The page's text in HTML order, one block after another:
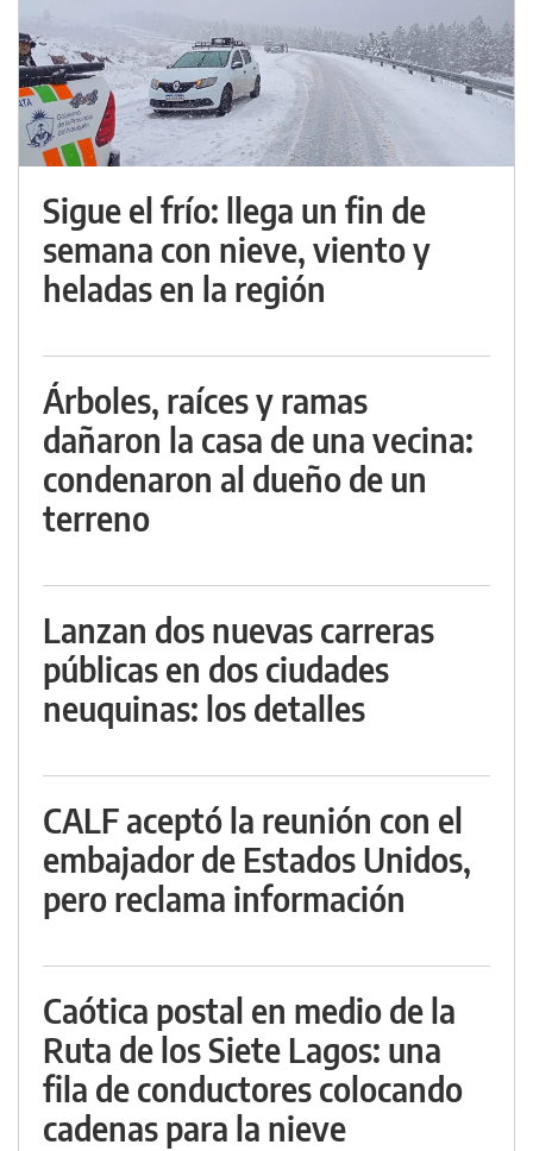
Sigue el frío: llega un fin de
semana con nieve, viento y
heladas en la región
Árboles, raíces y ramas
dañaron la casa de una vecina:
condenaron al dueño de un
terreno
Lanzan dos nuevas carreras
públicas en dos ciudades
neuquinas: los detalles
CALF aceptó la reunión con el
embajador de Estados Unidos,
pero reclama información
Caótica postal en medio de la
Ruta de los Siete Lagos: una
fila de conductores colocando
cadenas para la nieve